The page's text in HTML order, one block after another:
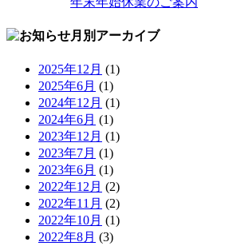
月別アーカイブ
2025年12月 (1)
2025年6月 (1)
2024年12月 (1)
2024年6月 (1)
2023年12月 (1)
2023年7月 (1)
2023年6月 (1)
2022年12月 (2)
2022年11月 (2)
2022年10月 (1)
2022年8月 (3)